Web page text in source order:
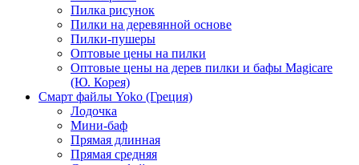
Пилка рисунок
Пилки на деревянной основе
Пилки-пушеры
Оптовые цены на пилки
Оптовые цены на дерев пилки и бафы Magicare
(Ю. Корея)
Смарт файлы Yoko (Греция)
Лодочка
Мини-баф
Прямая длинная
Прямая средняя